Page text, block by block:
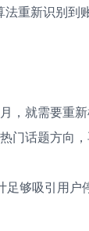
重新识别到
，就需要重
门话题方向
够吸引用户